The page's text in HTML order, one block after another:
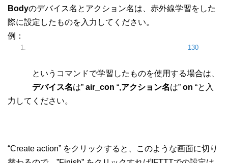
Bodyのデバイス名とアクション名は、赤外線学習をした
際に設定したものを入力してください。
例：
130
というコマンドで学習したものを使用する場合は、
デバイス名は” air_con “,アクション名は” on “と入
力してください。
“Create action” をクリックすると、このような画面に切り